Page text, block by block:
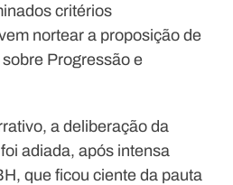
critérios
nortear a proposição de
Progressão e
a deliberação da
adiada, após intensa
que ficou ciente da pauta